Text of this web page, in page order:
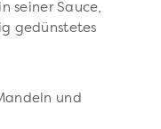
seiner Sauce,
gedünstetes
und